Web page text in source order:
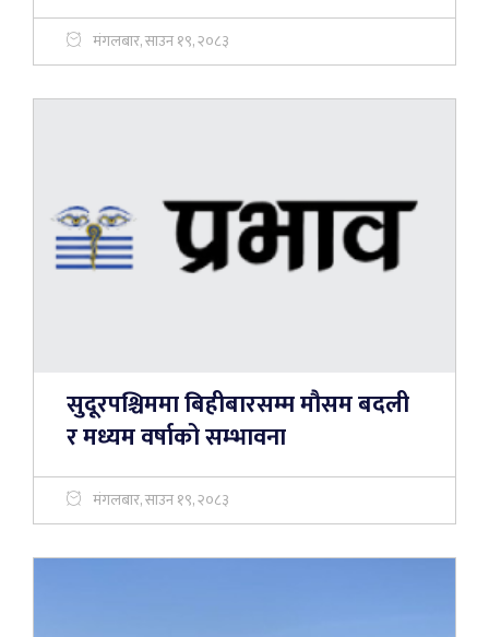
मंगलबार, साउन १९, २०८३
सुदूरपश्चिममा बिहीबारसम्म मौसम बदली
र मध्यम वर्षाको सम्भावना
मंगलबार, साउन १९, २०८३